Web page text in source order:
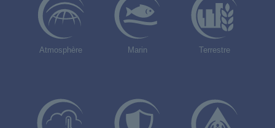
Atmosphère Marin Terrestre